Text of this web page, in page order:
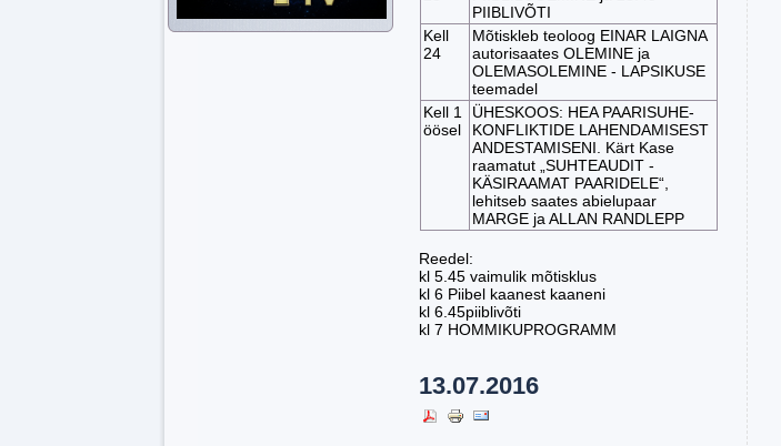
PIIBLIVÕTI
Kell
24
Mõtiskleb teoloog EINAR LAIGNA
autorisaates OLEMINE ja
OLEMASOLEMINE - LAPSIKUSE
teemadel
Kell 1
öösel
ÜHESKOOS: HEA PAARISUHE-
KONFLIKTIDE LAHENDAMISEST
ANDESTAMISENI. Kärt Kase
raamatut „SUHTEAUDIT -
KÄSIRAAMAT PAARIDELE“,
lehitseb saates abielupaar
MARGE ja ALLAN RANDLEPP
Reedel:
kl 5.45 vaimulik mõtisklus
kl 6 Piibel kaanest kaaneni
kl 6.45piiblivõti
kl 7 HOMMIKUPROGRAMM
13.07.2016